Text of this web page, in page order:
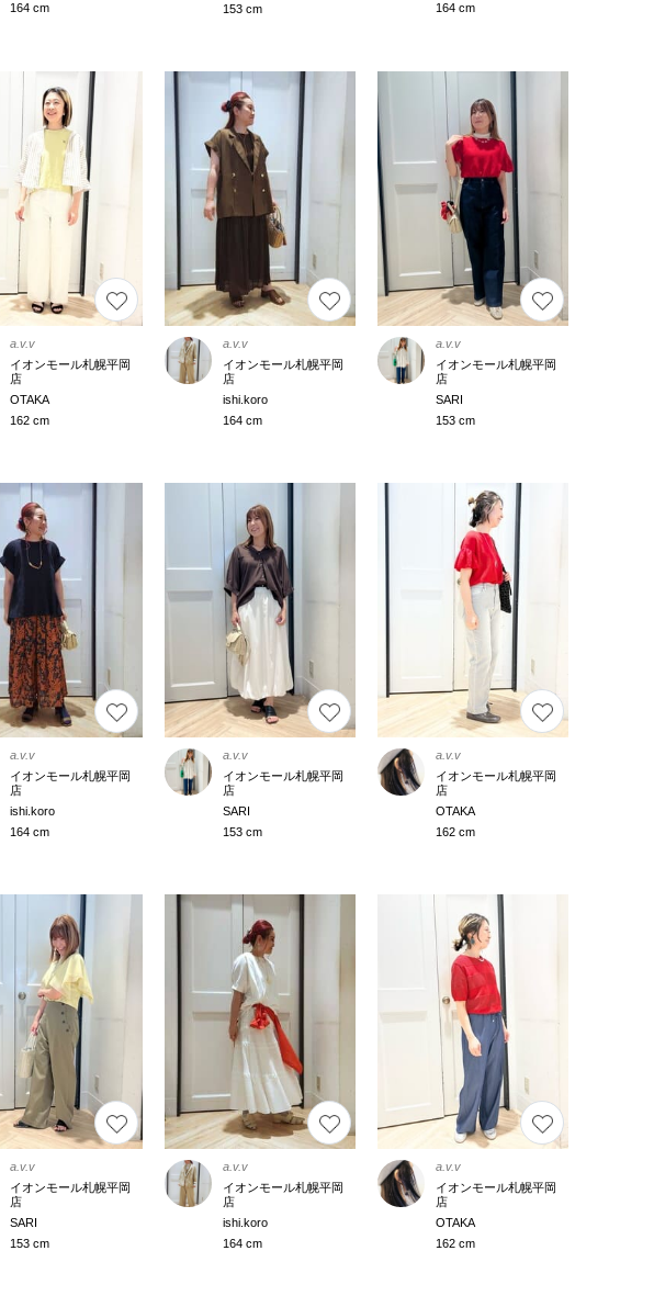
164 cm
153 cm
164 cm
a.v.v
イオンモール札幌平岡
店
OTAKA
162 cm
a.v.v
イオンモール札幌平岡
店
ishi.koro
164 cm
a.v.v
イオンモール札幌平岡
店
SARI
153 cm
a.v.v
イオンモール札幌平岡
店
ishi.koro
164 cm
a.v.v
イオンモール札幌平岡
店
SARI
153 cm
a.v.v
イオンモール札幌平岡
店
OTAKA
162 cm
a.v.v
イオンモール札幌平岡
店
SARI
153 cm
a.v.v
イオンモール札幌平岡
店
ishi.koro
164 cm
a.v.v
イオンモール札幌平岡
店
OTAKA
162 cm